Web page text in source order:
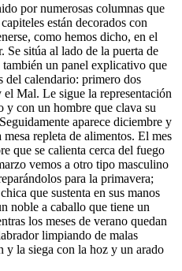
por numerosas columnas que
están decorados con
como hemos dicho, en el
sitúa al lado de la puerta de
un panel explicativo que
del calendario: primero dos
Mal. Le sigue la representación
y con un hombre que clava su
aparece diciembre y
repleta de alimentos. El mes
que se calienta cerca del fuego
vemos a otro tipo masculino
para la primavera;
que sustenta en sus manos
noble a caballo que tiene un
los meses de verano quedan
limpiando de malas
y la siega con la hoz y un arado